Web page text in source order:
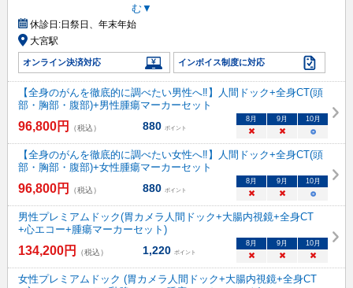
む▼
休診日:日祭日、年末年始
大宮駅
オンライン決済対応 インボイス制度に対応
【全身のがんを徹底的に調べたい男性へ‼】人間ドック+全身CT(頭
部・胸部・腹部)+男性腫瘍マーカーセット
96,800円 （税込） 880 ポイント
8月 9月 10月
× × ○
【全身のがんを徹底的に調べたい女性へ‼】人間ドック+全身CT(頭
部・胸部・腹部)+女性腫瘍マーカーセット
96,800円 （税込） 880 ポイント
8月 9月 10月
× × ○
男性プレミアムドック(胃カメラ人間ドック+大腸内視鏡+全身CT
+心エコー+腫瘍マーカーセット)
134,200円 （税込） 1,220 ポイント
8月 9月 10月
× × ×
女性プレミアムドック (胃カメラ人間ドック+大腸内視鏡+全身CT